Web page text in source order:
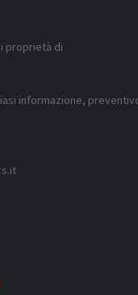
proprietà di
informazione,